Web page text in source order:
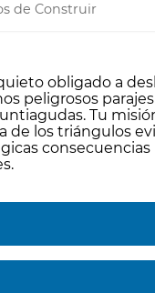
de Construir
obligado a
peligrosos
Tu
de los triángulos
consecuencias